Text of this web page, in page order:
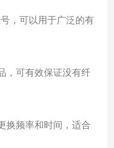
，可以用于广泛的有
，可有效保证没有纤
换频率和时间，适合